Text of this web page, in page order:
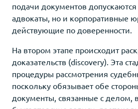
подачи документов
адвокаты, но и корпоративные
действующие по доверенности.
На втором этапе происходит
доказательств (discovery). Эта
процедуры рассмотрения
поскольку обязывает обе
документы, связанные с делом,